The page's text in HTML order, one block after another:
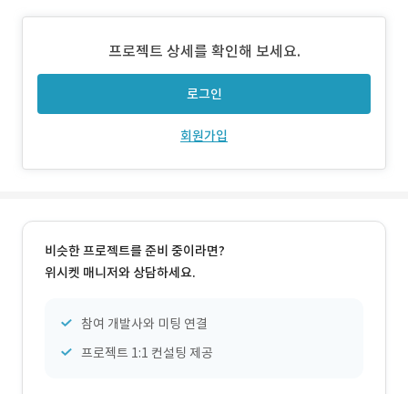
겪고 있습니다. 또한, 고객 리뷰는 쌓이지만 이를 어떻게 분석
있습니다. 기존의 홈페이지는 단순 정보 제공에 머물러 있으
며, 숙소 고유의 감성을 반영하지 못해 차별화된 온라
프로젝트 상세를 확인해 보세요.
로그인
회원가입
비슷한 프로젝트를 준비 중이라면?
위시켓 매니저와 상담하세요.
참여 개발사와 미팅 연결
프로젝트 1:1 컨설팅 제공